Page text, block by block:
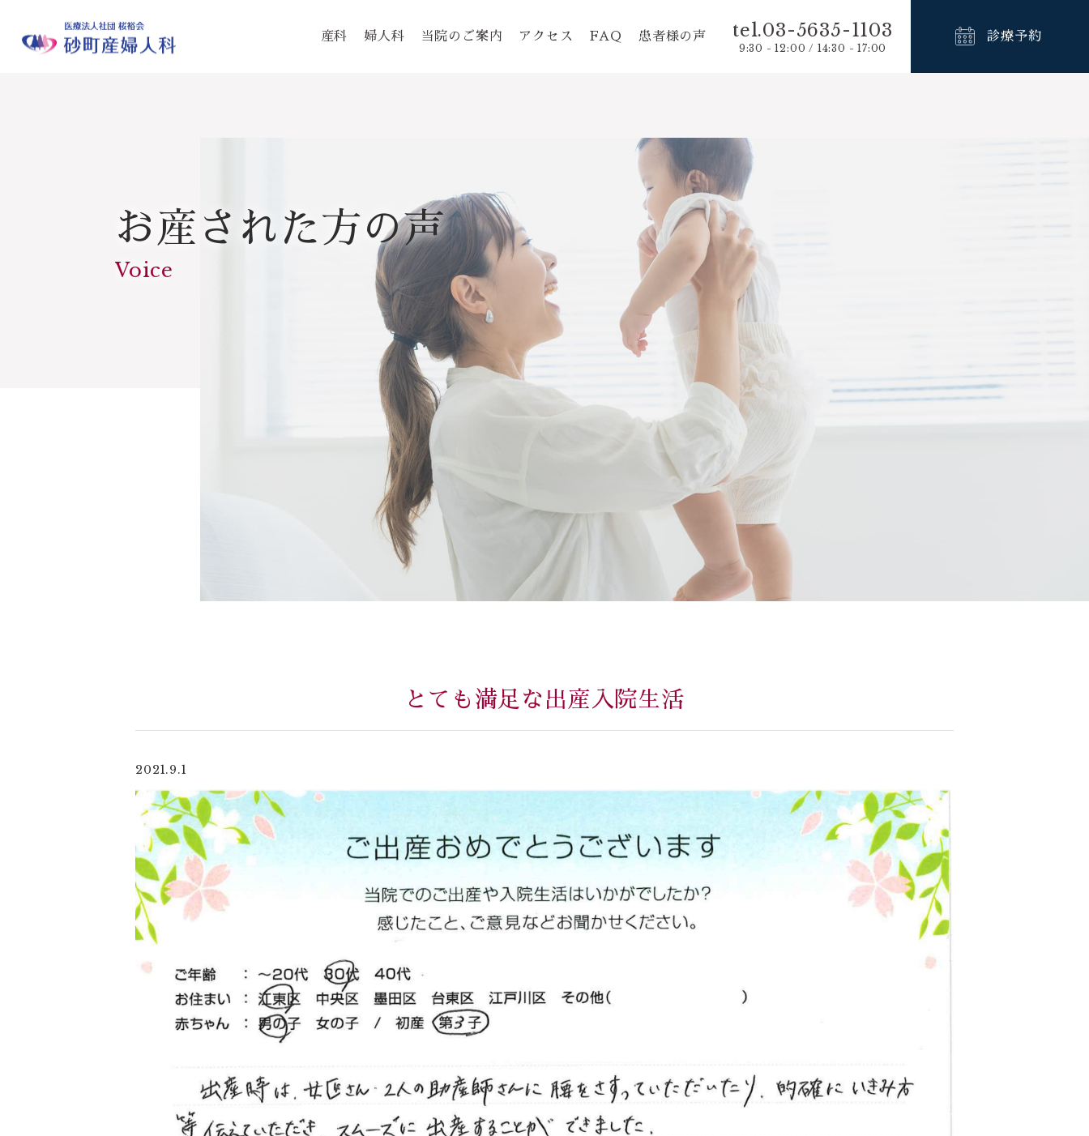
産科 婦人科 当院のご案内 アクセス FAQ 患者様の声 tel.03-5635-1103
9:30 - 12:00 / 14:30 - 17:00
診療予約
お産された方の声
Voice
とても満足な出産入院生活
2021.9.1